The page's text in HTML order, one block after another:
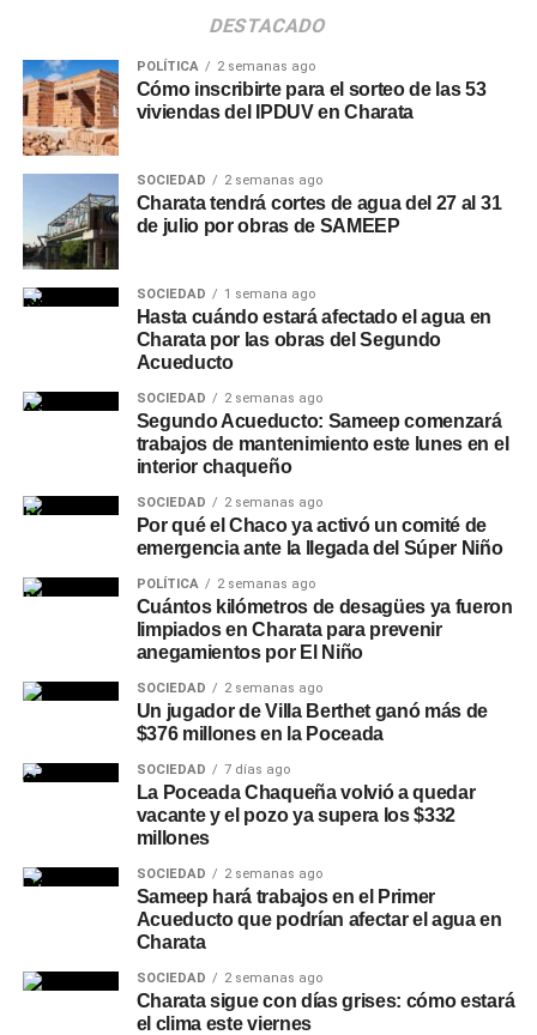
DESTACADO
POLÍTICA 2 semanas ago
Cómo inscribirte para el sorteo de las 53
viviendas del IPDUV en Charata
SOCIEDAD 2 semanas ago
Charata tendrá cortes de agua del 27 al 31
de julio por obras de SAMEEP
SOCIEDAD 1 semana ago
Hasta cuándo estará afectado el agua en
Charata por las obras del Segundo
Acueducto
SOCIEDAD 2 semanas ago
Segundo Acueducto: Sameep comenzará
trabajos de mantenimiento este lunes en el
interior chaqueño
SOCIEDAD 2 semanas ago
Por qué el Chaco ya activó un comité de
emergencia ante la llegada del Súper Niño
POLÍTICA 2 semanas ago
Cuántos kilómetros de desagües ya fueron
limpiados en Charata para prevenir
anegamientos por El Niño
SOCIEDAD 2 semanas ago
Un jugador de Villa Berthet ganó más de
$376 millones en la Poceada
SOCIEDAD 7 días ago
La Poceada Chaqueña volvió a quedar
vacante y el pozo ya supera los $332
millones
SOCIEDAD 2 semanas ago
Sameep hará trabajos en el Primer
Acueducto que podrían afectar el agua en
Charata
SOCIEDAD 2 semanas ago
Charata sigue con días grises: cómo estará
el clima este viernes